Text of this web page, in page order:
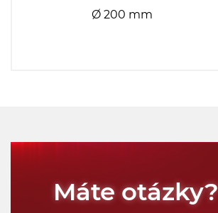
Ø 200 mm
Máte otázky?